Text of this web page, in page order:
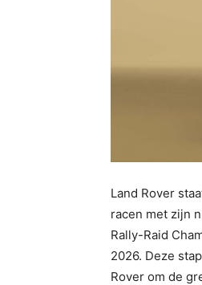
Land Rover
racen met zijn
Rally-Raid
2026. Deze
Rover om de